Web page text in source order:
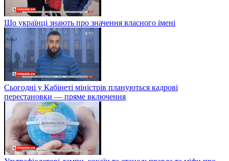
Що українці знають про значення власного імені
Сьогодні у Кабінеті міністрів плануються кадрові
перестановки — пряме включення